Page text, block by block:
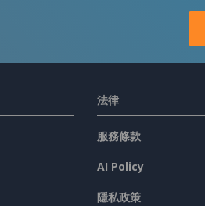
法律
服務條款
AI Policy
隱私政策